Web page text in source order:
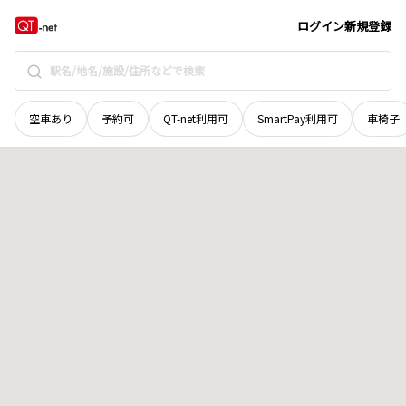
ログイン新規登録
空車あり 予約可 QT-net利用可 SmartPay利用可 車椅子
島根県